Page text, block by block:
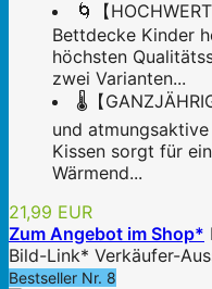
🌀【
Bettdecke Kinder
höchsten
zwei Varianten...
🌡️【
und
Kissen sorgt für
Wärmend...
21,99 EUR
Zum Angebot im Shop*
Bild-Link* Verkäufer-
Bestseller Nr. 8